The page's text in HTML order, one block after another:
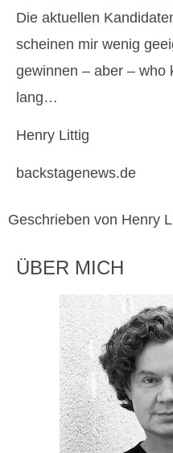
Die aktuellen
scheinen mir wenig
gewinnen – aber – who
lang…
Henry Littig
backstagenews.de
Geschrieben von Henry
ÜBER MICH